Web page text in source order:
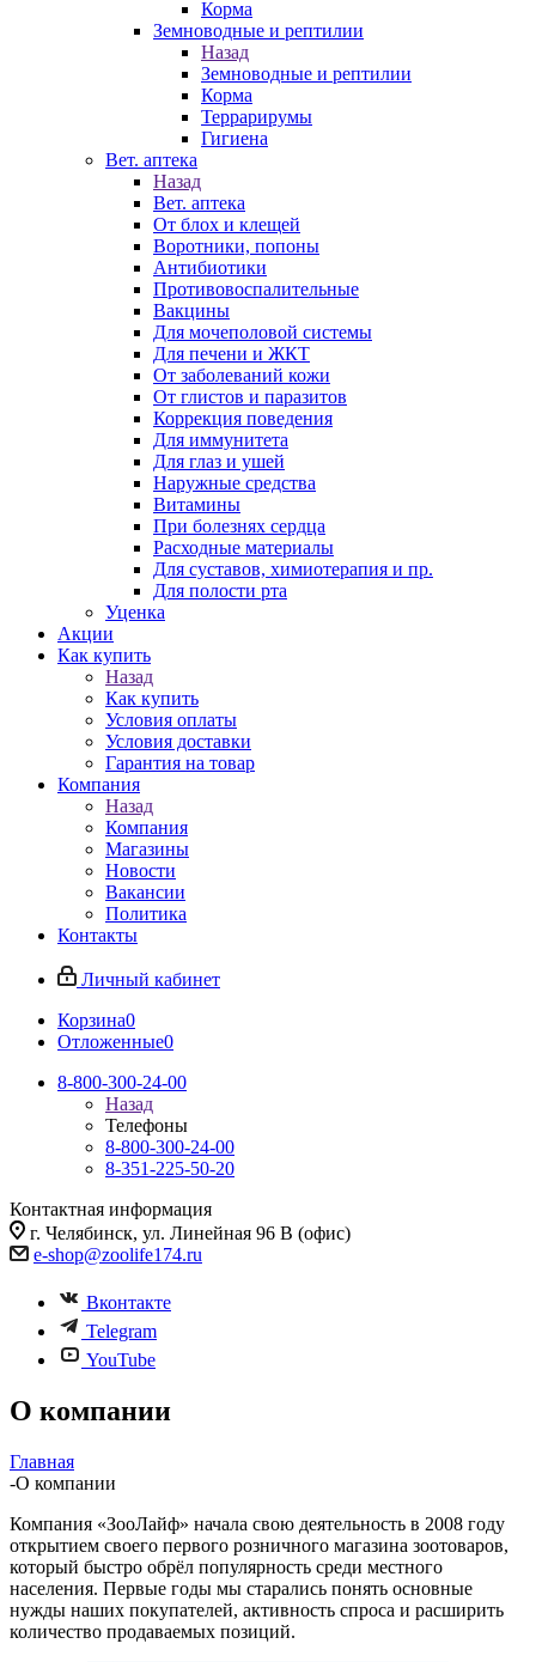
Корма
Земноводные и рептилии
Назад
Земноводные и рептилии
Корма
Террарирумы
Гигиена
Вет. аптека
Назад
Вет. аптека
От блох и клещей
Воротники, попоны
Антибиотики
Противовоспалительные
Вакцины
Для мочеполовой системы
Для печени и ЖКТ
От заболеваний кожи
От глистов и паразитов
Коррекция поведения
Для иммунитета
Для глаз и ушей
Наружные средства
Витамины
При болезнях сердца
Расходные материалы
Для суставов, химиотерапия и пр.
Для полости рта
Уценка
Акции
Как купить
Назад
Как купить
Условия оплаты
Условия доставки
Гарантия на товар
Компания
Назад
Компания
Магазины
Новости
Вакансии
Политика
Контакты
Личный кабинет
Корзина0
Отложенные0
8-800-300-24-00
Назад
Телефоны
8-800-300-24-00
8-351-225-50-20
Контактная информация
г. Челябинск, ул. Линейная 96 В (офис)
e-shop@zoolife174.ru
Вконтакте
Telegram
YouTube
О компании
Главная
-О компании
Компания «ЗооЛайф» начала свою деятельность в 2008 году
открытием своего первого розничного магазина зоотоваров,
который быстро обрёл популярность среди местного
населения. Первые годы мы старались понять основные
нужды наших покупателей, активность спроса и расширить
количество продаваемых позиций.